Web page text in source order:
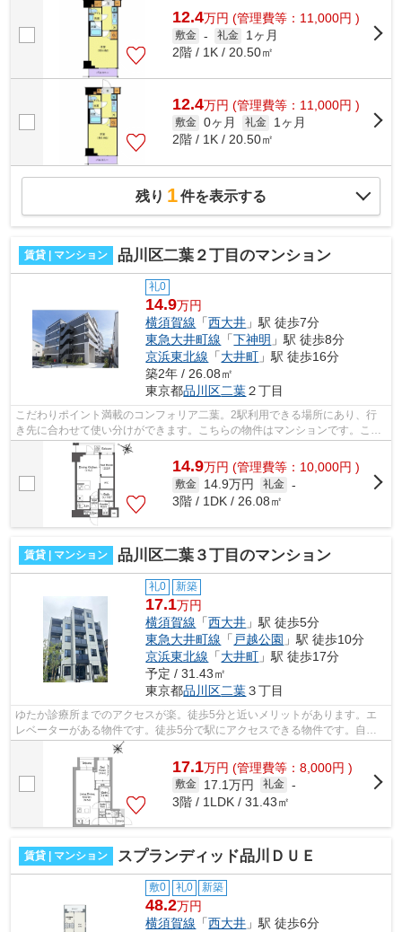
12.4万円 (管理費等：11,000円 )
敷金 - 礼金
1ヶ月
2階 / 1K / 20.50㎡
12.4万円 (管理費等：11,000円 )
敷金 0ヶ月 礼金
1ヶ月
2階 / 1K / 20.50㎡
残り 1件を表示する
賃貸 | マンション 品川区二葉２丁目のマンション
礼0
14.9万円
横須賀線 「西大井 」駅 徒歩7分
東急大井町線 「下神明 」駅 徒歩8分
京浜東北線 「大井町 」駅 徒歩16分
築2年 / 26.08㎡
東京都品川区二葉２丁目
こだわりポイント満載のコンフォリア二葉。2駅利用できる場所にあり、行
き先に合わせて使い分けができます。こちらの物件はマンションです。こち
らの物件はエレベーター付きです。品川...
14.9万円 (管理費等：10,000円 )
敷金 14.9万円 礼金 -
3階 / 1DK / 26.08㎡
賃貸 | マンション 品川区二葉３丁目のマンション
礼0 新築
17.1万円
横須賀線 「西大井 」駅 徒歩5分
東急大井町線 「 戸越公園 」駅 徒歩10分
京浜東北線 「大井町 」駅 徒歩17分
予定 / 31.43㎡
東京都品川区二葉３丁目
ゆたか診療所までのアクセスが楽。徒歩5分と近いメリットがあります。エ
レベーターがある物件です。徒歩5分で駅にアクセスできる物件です。自宅
から2駅利用できる、利便性の高いマンシ...
17.1万円 (管理費等：8,000円 )
敷金 17.1万円 礼金 -
3階 / 1LDK / 31.43㎡
賃貸 | マンション スプランディッド品川ＤＵＥ
敷0 礼0 新築
48.2万円
横須賀線 「西大井 」駅 徒歩6分